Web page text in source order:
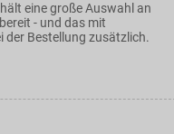
eine große Auswahl an
- und das mit
der Bestellung zusätzlich.